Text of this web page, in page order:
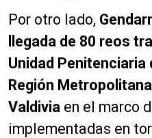
Por otro lado,
llegada de 80 reos
Unidad Penitenciaria
Región
Valdivia en el marco
implementadas en